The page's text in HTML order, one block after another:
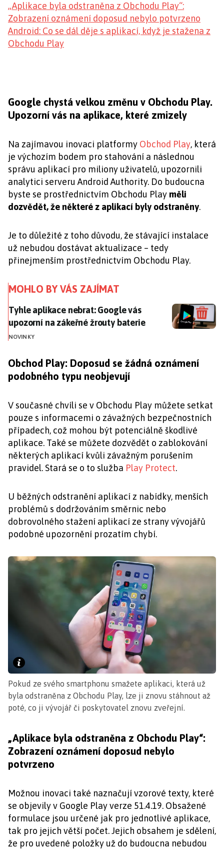
„Aplikace byla odstraněna z Obchodu Play“:
Zobrazení oznámení doposud nebylo potvrzeno
Android: Co se dál děje s aplikací, když je stažena z
Obchodu Play
Google chystá velkou změnu v Obchodu Play.
Upozorní vás na aplikace, které zmizely
Na zajímavou inovaci platformy Obchod Play, která
je výchozím bodem pro stahování a následnou
správu aplikací pro miliony uživatelů, upozornili
analytici serveru Android Authority. Do budoucna
byste se prostřednictvím Obchodu Playměli
dozvědět, že některé z aplikací byly odstraněny.
Je to důležité z toho důvodu, že stávající instalace
už nebudou dostávat aktualizace – tedy
přinejmenším prostřednictvím Obchodu Play.
MOHLO BY VÁS ZAJÍMAT
Tyhle aplikace nebrat: Google vás upozorní na
Tyhle aplikace nebrat: Google vás
upozorní na zákeřné žrouty baterie
NOVINKY
Obchod Play: Doposud se žádná oznámení
podobného typu neobjevují
V současné chvíli se v Obchodu Play můžete setkat
pouze s informacemi o závažných bezpečnostních
případech, což mohou být potenciálně škodlivé
aplikace. Také se můžete dozvědět o zablokování
některých aplikací kvůli závažným porušením
pravidel. Stará se o to služba Play Protect.
U běžných odstranění aplikací z nabídky, menších
problémů s dodržováním směrnic nebo
dobrovolného stažení aplikací ze strany vývojářů
podobné upozornění prozatím chybí.
Pokud ze svého smartphonu smažete aplikaci, která už
byla odstraněna z Obchodu Play, lze ji znovu stáhnout až
poté, co ji vývojář či poskytovatel znovu zveřejní.
„Aplikace byla odstraněna z Obchodu Play“:
Zobrazení oznámení doposud nebylo
potvrzeno
Možnou inovaci také naznačují vzorové texty, které
se objevily v Google Play verze 51.4.19. Obsažené
formulace jsou určené jak pro jednotlivé aplikace,
tak pro jejich větší počet. Jejich obsahem je sdělení,
že pro uvedené položky už do budoucna nebudou